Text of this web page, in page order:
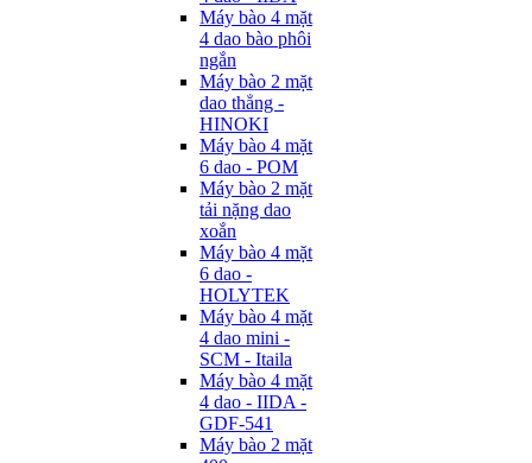
Máy bào 4 mặt
4 dao bào phôi
ngắn
Máy bào 2 mặt
dao thẳng -
HINOKI
Máy bào 4 mặt
6 dao - POM
Máy bào 2 mặt
tải nặng dao
xoắn
Máy bào 4 mặt
6 dao -
HOLYTEK
Máy bào 4 mặt
4 dao mini -
SCM - Itaila
Máy bào 4 mặt
4 dao - IIDA -
GDF-541
Máy bào 2 mặt